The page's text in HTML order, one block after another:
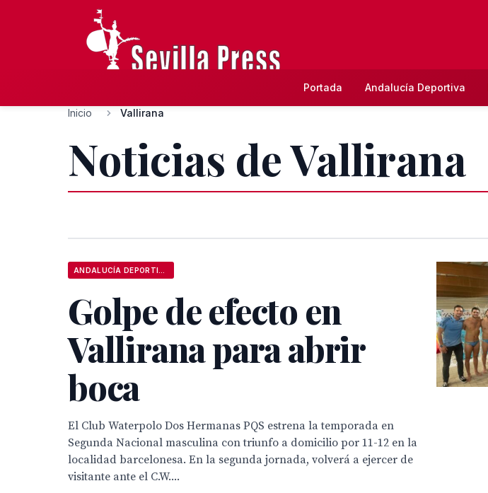
Portada Andalucía Deportiva
Inicio Vallirana
Noticias de Vallirana
Golpe de efecto en
Vallirana para abrir
boca
El Club Waterpolo Dos Hermanas PQS estrena la temporada en
Segunda Nacional masculina con triunfo a domicilio por 11-12 en la
localidad barcelonesa. En la segunda jornada, volverá a ejercer de
visitante ante el C.W....